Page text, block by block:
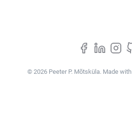
© 2026 Peeter P. Mõtsküla. Made with